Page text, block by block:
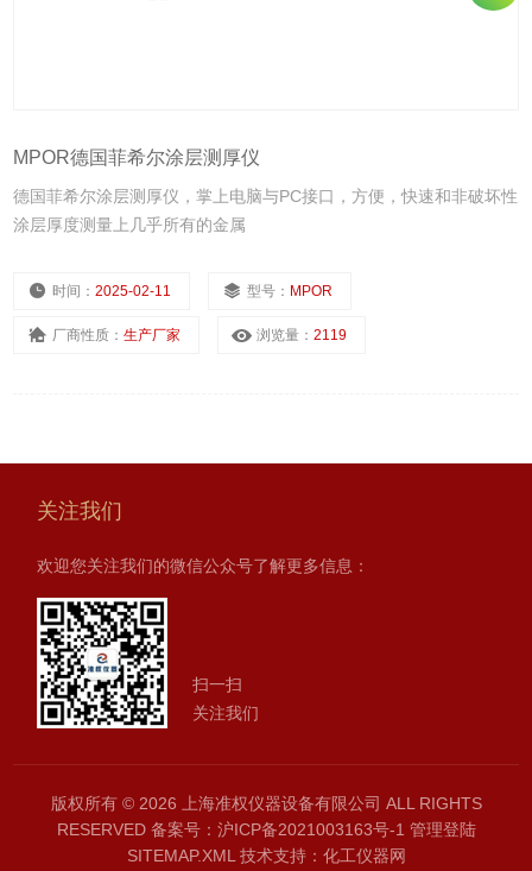
MPOR德国菲希尔涂层测厚仪
德国菲希尔涂层测厚仪，掌上电脑与PC接口，方便，快速和非破坏性
涂层厚度测量上几乎所有的金属
时间：2025-02-11 型号： MPOR
厂商性质：生产厂家 浏览量：2119
关注我们
欢迎您关注我们的微信公众号了解更多信息：
扫一扫
关注我们
版权所有 © 2026 上海准权仪器设备有限公司 ALL RIGHTS
RESERVED 备案号：沪ICP备2021003163号-1 管理登陆
SITEMAP.XML技术支持： 化工仪器网